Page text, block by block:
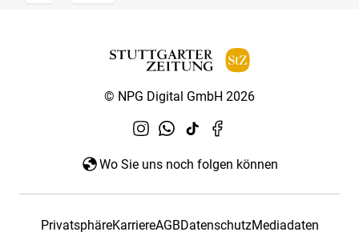
© NPG Digital GmbH 2026
Wo Sie uns noch folgen können
PrivatsphäreKarriereAGBDatenschutzMediadaten